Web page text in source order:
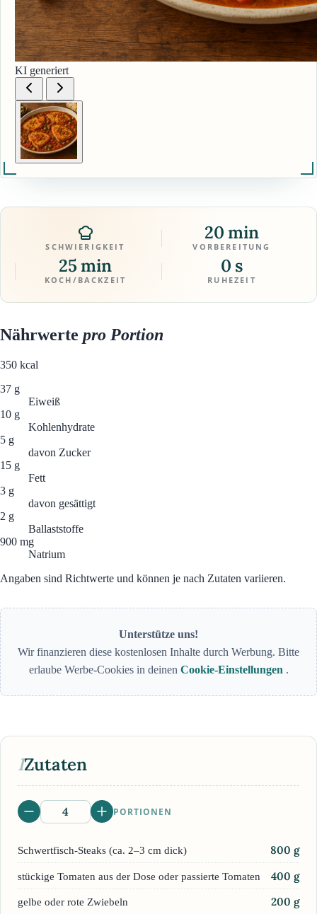
KI generiert
SCHWIERIGKEIT
20 min
VORBEREITUNG
25 min
KOCH/BACKZEIT
0 s
RUHEZEIT
Nährwerte pro Portion
350 kcal
37 g
Eiweiß
10 g
Kohlenhydrate
5 g
davon Zucker
15 g
Fett
3 g
davon gesättigt
2 g
Ballaststoffe
900 mg
Natrium
Angaben sind Richtwerte und können je nach Zutaten variieren.
Unterstütze uns!
Wir finanzieren diese kostenlosen Inhalte durch Werbung. Bitte
erlaube Werbe-Cookies in deinen Cookie-Einstellungen .
IZutaten
PORTIONEN
Schwertfisch-Steaks (ca. 2–3 cm dick) 800 g
stückige Tomaten aus der Dose oder passierte Tomaten 400 g
gelbe oder rote Zwiebeln 200 g